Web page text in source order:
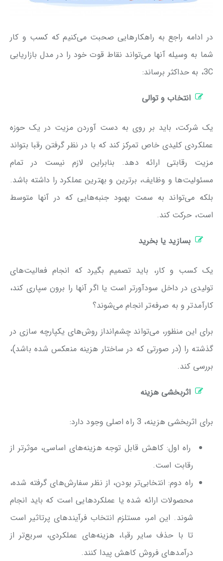
در ادامه راجع به راهکارهایی صحبت می‌کنیم که کسب و کار
شما به وسیله آنها می‌تواند نقاط قوت خود را در مدل بازاریابی
3C، به حداکثر برساند:
انتخاب و توالی
یک شرکت، باید بر روی به دست آوردن مزیت در یک حوزه
عملکردی کلیدی خاص تمرکز کند که با در نظر گرفتن رقبا بتواند
مزیت رقابتی ارائه دهد. بنابراین لازم نیست در تمام
مسئولیت‌ها و وظایف، برترین و بهترین عملکرد را داشته باشد.
بلکه می‌تواند به سمت بهبود جنبه‌هایی که در آنها متوسط
است، حرکت کند.
بسازید یا بخرید
یک کسب و کار، باید تصمیم بگیرد که انجام فعالیت‌های
تولیدی در داخل سودآورتر است یا اگر آنها را برون سپاری کند،
کارآمدتر و به صرفه‌تر انجام می‌شوند؟
برای این منظور، می‌تواند چشم‌انداز روش‌های یکپارچه سازی در
گذشته را (در صورتی که در ساختار هزینه منعکس شده باشد)،
بررسی کند.
اثربخشی هزینه
برای اثربخشی هزینه، 3 راه اصلی وجود دارد:
راه اول: کاهش قابل توجه هزینه‌های اساسی، موثرتر از
رقابت است.
راه دوم: انتخابی‌تر بودن، از نظر سفارش‌های گرفته شده،
محصولات ارائه شده یا عملکردهایی است که باید انجام
شوند. این امر، مستلزم انتخاب فرآیندهای پرتاثیر است
تا با حذف سایر رقبا، هزینه‌های عملکردی، سریع‌تر از
درآمدهای فروش کاهش پیدا کنند.